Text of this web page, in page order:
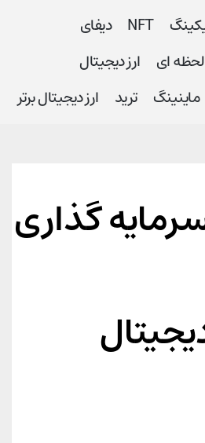
NFT
دیفای
ای
ارز دیجیتال
ماینینگ ترید ارز دیجیتال برتر
گذاری